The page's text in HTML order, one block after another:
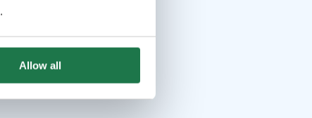
.
Allow all